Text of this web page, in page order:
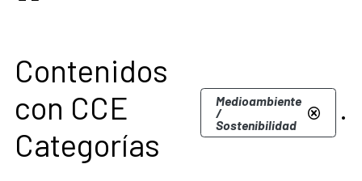
Centro Cultural de
Contenidos
con CCE
Categorías
Medioambiente
/
Sostenibilidad .